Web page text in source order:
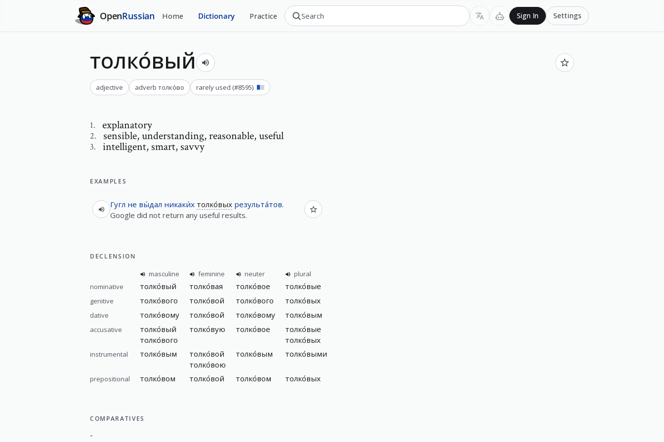
OpenRussian Home Dictionary Practice Sign In Settings
толко́вый
adjective adverb толко́во rarely used (#8595)
1. explanatory
2. sensible,understanding, reasonable, useful
3. intelligent, smart, savvy
EXAMPLES
Гугл не вы́дал никаки́х толко́вых результа́тов.
Google did not return any useful results.
DECLENSION
masculine feminine neuter
plural
nominative
толко́вый толко́вая толко́вое толко́вые
genitive толко́вого толко́вой толко́вого толко́вых
dative толко́вому толко́вой толко́вому толко́вым
accusative
толко́вый
толко́вого
толко́вую толко́вое
толко́вые
толко́вых
instrumental толко́вым
толко́вой
толко́вою
толко́вым толко́выми
prepositional толко́вом толко́вой толко́вом толко́вых
COMPARATIVES
-